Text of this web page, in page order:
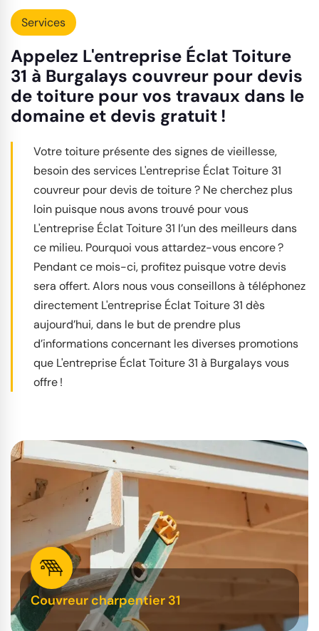
Services
Appelez L'entreprise Éclat Toiture
31 à Burgalays couvreur pour devis
de toiture pour vos travaux dans le
domaine et devis gratuit !
Votre toiture présente des signes de vieillesse,
besoin des services L'entreprise Éclat Toiture 31
couvreur pour devis de toiture ? Ne cherchez plus
loin puisque nous avons trouvé pour vous
L'entreprise Éclat Toiture 31 l’un des meilleurs dans
ce milieu. Pourquoi vous attardez-vous encore ?
Pendant ce mois-ci, profitez puisque votre devis
sera offert. Alors nous vous conseillons à téléphonez
directement L'entreprise Éclat Toiture 31 dès
aujourd’hui, dans le but de prendre plus
d’informations concernant les diverses promotions
que L'entreprise Éclat Toiture 31 à Burgalays vous
offre !
Couvreur charpentier 31